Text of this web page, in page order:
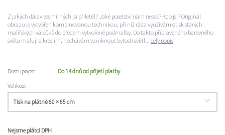
Z jakých dálav vesmírných jsi přiletěl? Jaké poselství nám neseš? Kdo jsi? Originál
obrazu je vytvořen kombinovanou technikou, při níž ráda využívám otisk starých
malířských válečků do předem vytvořené podmalby. Do takto připraveného barevného
světa maluji a kreslím, nechávám vzniknout bytosti světl... celý popis
Dostupnost
Do 14 dnů od přijetí platby
Velikost
Nejsme plátci DPH